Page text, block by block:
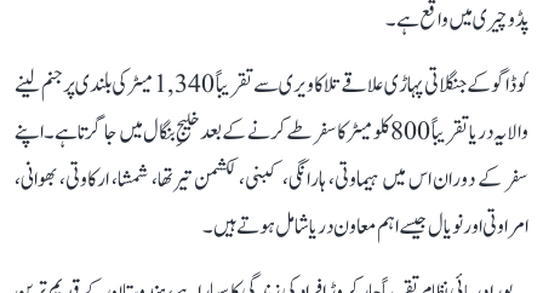
پڈوچیری میں واقع ہے۔
کوڈاگو کے جنگلاتی پہاڑی علاقے تلاکاویری سے تقریباً 1,340 میٹر کی بلندی پر جنم لینے
والا یہ دریا تقریباً 800 کلومیٹر کا سفر طے کرنے کے بعد خلیجِ بنگال میں جا گرتا ہے۔ اپنے
سفر کے دوران اس میں ہیماوتی، ہارانگی، کبنی، لکشمن تیرتھا، شمشا، ارکاوتی، بھوانی،
امراوتی اور نویال جیسے اہم معاون دریا شامل ہوتے ہیں۔